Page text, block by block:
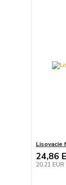
Lisovacie
24,86
20,21 EUR